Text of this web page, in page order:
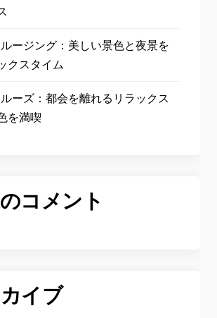
ージング：美しい景色と夜景を
クスタイム
ーズ：都会を離れるリラックス
を満喫
コメント
イブ